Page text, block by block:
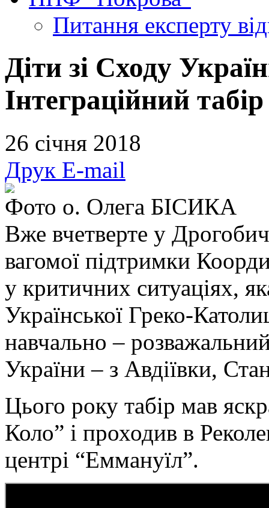
Питання експерту
Діти зі Сходу
Інтеграційний
26 січня 2018
Друк E-mail
Фото о. Олега БІСИКА
Вже вчетверте у
вагомої підтримки
у критичних ситуаціях,
Української Греко-
навчально –
України – з Авдіївки,
Цього року табір мав
Коло” і проходив в
центрі “Еммануїл”.